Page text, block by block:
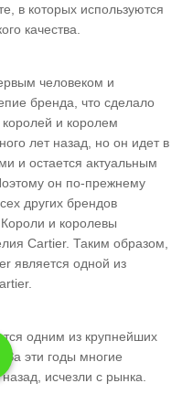
в которых используются
качества.
человеком и
бренда, что сделало
и королем
лет назад, но он идет в
и остается актуальным
он по-прежнему
других брендов
и королевы
Cartier. Таким образом,
является одной из
одним из крупнейших
эти годы многие
исчезли с рынка.